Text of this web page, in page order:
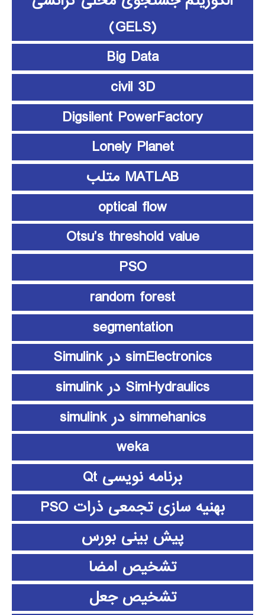
(GELS)
Big Data
civil 3D
Digsilent PowerFactory
Lonely Planet
MATLAB متلب
optical flow
Otsu’s threshold value
PSO
random forest
segmentation
simElectronics در Simulink
SimHydraulics در simulink
simmehanics در simulink
weka
برنامه نویسی Qt
بهنیه سازی تجمعی ذرات PSO
پیش بینی بورس
تشخیص امضا
تشخیص جعل